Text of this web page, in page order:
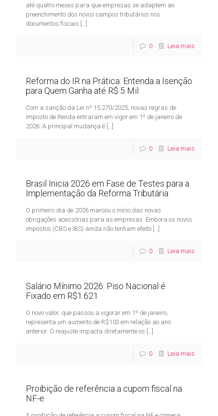
até quatro meses para que empresas se adaptem ao
preenchimento dos novos campos tributários nos
documentos fiscais […]
0 Leia mais
Reforma do IR na Prática: Entenda a Isenção
para Quem Ganha até R$ 5 Mil
Com a sanção da Lei nº 15.270/2025, novas regras de
Imposto de Renda entraram em vigor em 1º de janeiro de
2026. A principal mudança é […]
0 Leia mais
Brasil Inicia 2026 em Fase de Testes para a
Implementação da Reforma Tributária
O primeiro dia de 2026 marcou o início das novas
obrigações acessórias para as empresas. Embora os novos
impostos (CBS e IBS) ainda não tenham efeito […]
0 Leia mais
Salário Mínimo 2026: Piso Nacional é
Fixado em R$1.621
O novo valor, que passou a vigorar em 1º de janeiro,
representa um aumento de R$103 em relação ao ano
anterior. O reajuste impacta diretamente os […]
0 Leia mais
Proibição de referência a cupom fiscal na
NF-e